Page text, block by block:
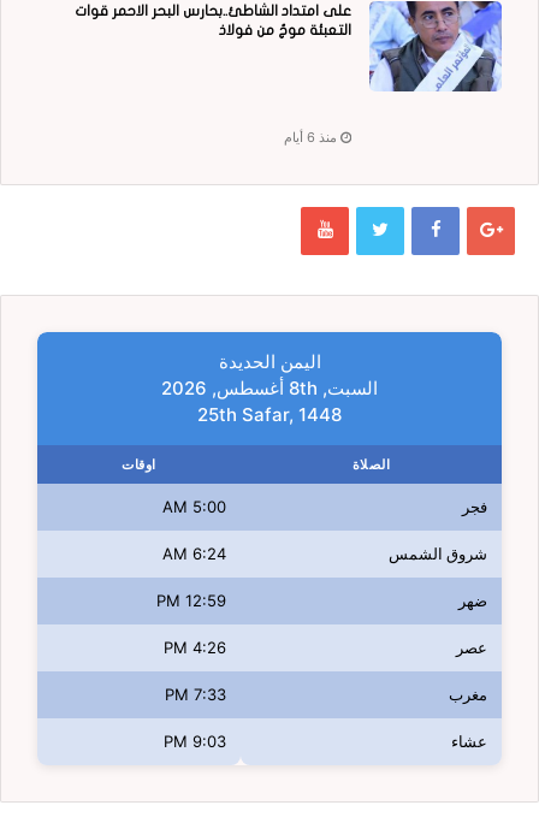
على امتداد الشاطئ..بحارس البحر الاحمر قوات
التعبئة موجٌ من فولاذ
منذ 6 أيام
اليمن الحديدة
السبت, 8th أغسطس, 2026
25th Safar, 1448
الصلاة اوقات
فجر 5:00 AM
شروق الشمس 6:24 AM
ضهر 12:59 PM
عصر 4:26 PM
مغرب 7:33 PM
عشاء 9:03 PM